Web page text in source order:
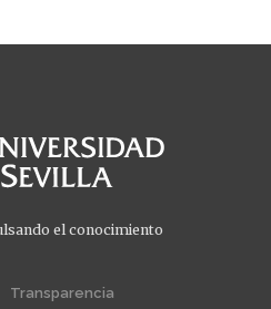
el conocimiento
Transparencia